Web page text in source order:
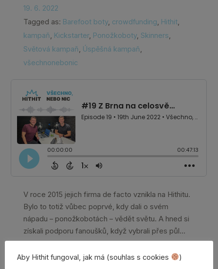
19. 6. 2022
Tagged as: Barefoot boty, crowdfunding Hithit
kampaň
Kickstarter, Ponožkoboty, Skinners
Světová kampaň
Úspěšná kampaň
všechnonebonic
V roce 2015 jejich firma de facto vznikla na Hithitu.
Bylo to totiž vůbec poprvé, kdy dali o svém
nápadu – ponožkobotách – vědět světu. A hned si
získali podporu fanoušků, když vybrali přes půl...
Aby Hithit fungoval, jak má (souhlas s cookies
)